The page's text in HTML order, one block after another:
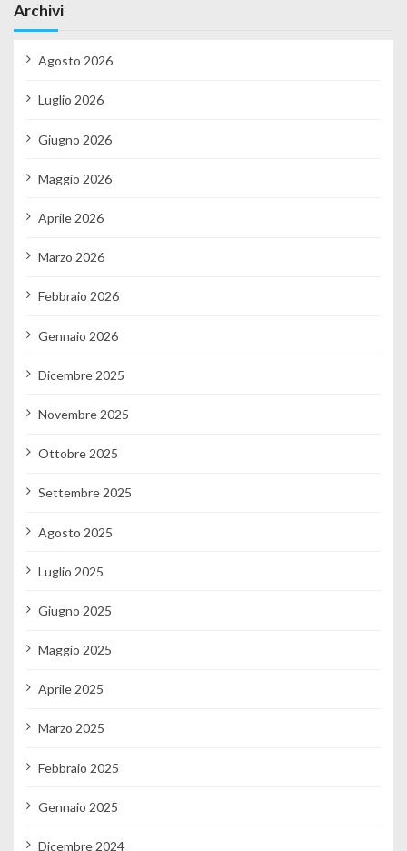
Archivi
Agosto 2026
Luglio 2026
Giugno 2026
Maggio 2026
Aprile 2026
Marzo 2026
Febbraio 2026
Gennaio 2026
Dicembre 2025
Novembre 2025
Ottobre 2025
Settembre 2025
Agosto 2025
Luglio 2025
Giugno 2025
Maggio 2025
Aprile 2025
Marzo 2025
Febbraio 2025
Gennaio 2025
Dicembre 2024